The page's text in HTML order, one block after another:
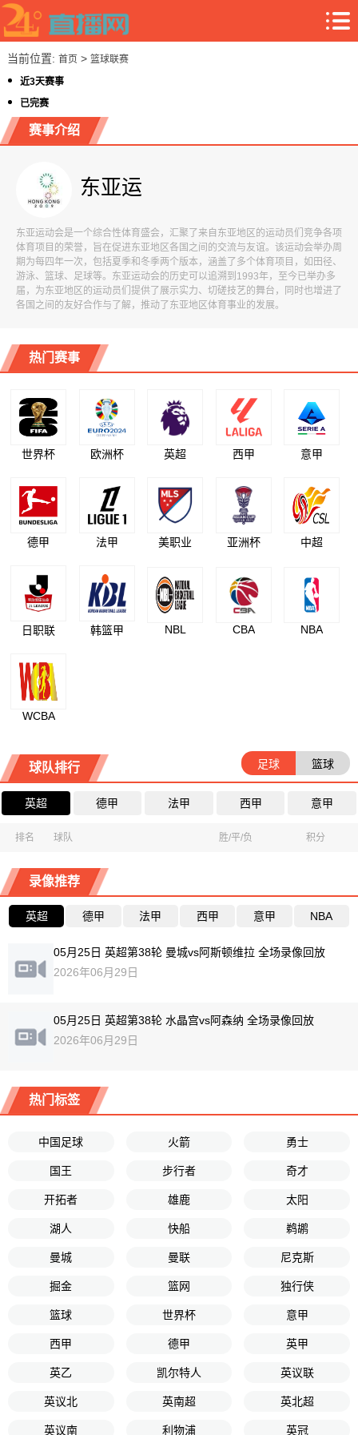
当前位置: 首页> 篮球联赛
近3天赛事
已完赛
赛事介绍
东亚运
东亚运动会是一个综合性体育盛会，汇聚了来自东亚地区的运动员们竞争各项
体育项目的荣誉，旨在促进东亚地区各国之间的交流与友谊。该运动会举办周
期为每四年一次，包括夏季和冬季两个版本，涵盖了多个体育项目，如田径、
游泳、篮球、足球等。东亚运动会的历史可以追溯到1993年，至今已举办多
届，为东亚地区的运动员们提供了展示实力、切磋技艺的舞台，同时也增进了
各国之间的友好合作与了解，推动了东亚地区体育事业的发展。
热门赛事
世界杯 欧洲杯 英超 西甲 意甲
德甲 法甲 美职业 亚洲杯 中超
日职联 韩篮甲 NBL CBA NBA
WCBA
球队排行 足球 篮球
英超 德甲 法甲 西甲 意甲
排名 球队 胜/平/负 积分
录像推荐
英超 德甲 法甲 西甲 意甲 NBA
05月25日 英超第38轮 曼城vs阿斯顿维拉 全场录像回放
2026年06月29日
05月25日 英超第38轮 水晶宫vs阿森纳 全场录像回放
2026年06月29日
热门标签
中国足球 火箭 勇士
国王 步行者 奇才
开拓者 雄鹿 太阳
湖人 快船 鹈鹕
曼城 曼联 尼克斯
掘金 篮网 独行侠
篮球 世界杯 意甲
西甲 德甲 英甲
英乙 凯尔特人 英议联
英议北 英南超 英北超
英议南 利物浦 英冠